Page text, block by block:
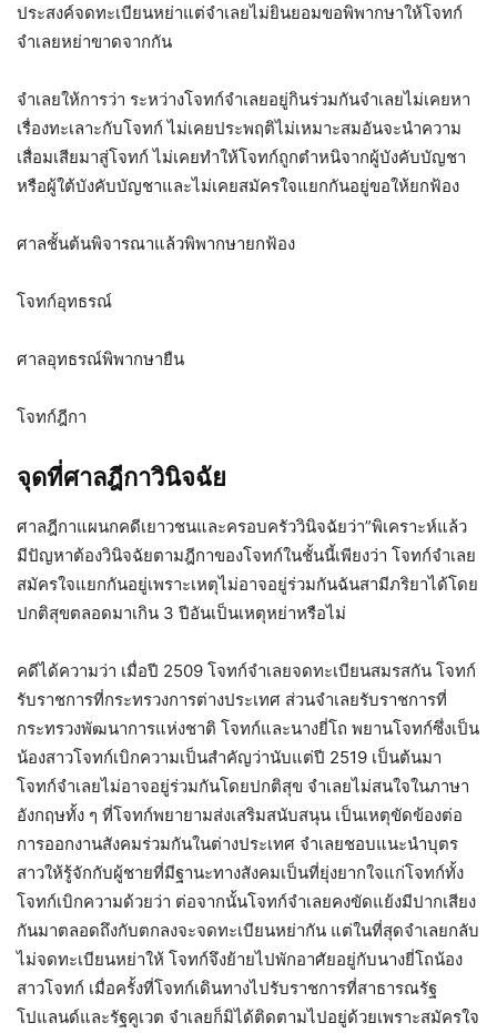
ประสงค์จดทะเบียนหย่าแต่จำเลยไม่ยินยอมขอพิพากษาให้โจทก์
จำเลยหย่าขาดจากกัน
จำเลยให้การว่า ระหว่างโจทก์จำเลยอยู่กินร่วมกันจำเลยไม่เคยหา
เรื่องทะเลาะกับโจทก์ ไม่เคยประพฤติไม่เหมาะสมอันจะนำความ
เสื่อมเสียมาสู่โจทก์ ไม่เคยทำให้โจทก์ถูกตำหนิจากผู้บังคับบัญชา
หรือผู้ใต้บังคับบัญชาและไม่เคยสมัครใจแยกกันอยู่ขอให้ยกฟ้อง
ศาลชั้นต้นพิจารณาแล้วพิพากษายกฟ้อง
โจทก์อุทธรณ์
ศาลอุทธรณ์พิพากษายืน
โจทก์ฎีกา
จุดที่ศาลฎีกาวินิจฉัย
ศาลฎีกาแผนกคดีเยาวชนและครอบครัววินิจฉัยว่า”พิเคราะห์แล้ว
มีปัญหาต้องวินิจฉัยตามฎีกาของโจทก์ในชั้นนี้เพียงว่า โจทก์จำเลย
สมัครใจแยกกันอยู่เพราะเหตุไม่อาจอยู่ร่วมกันฉันสามีภริยาได้โดย
ปกติสุขตลอดมาเกิน 3 ปีอันเป็นเหตุหย่าหรือไม่
คดีได้ความว่า เมื่อปี 2509 โจทก์จำเลยจดทะเบียนสมรสกัน โจทก์
รับราชการที่กระทรวงการต่างประเทศ ส่วนจำเลยรับราชการที่
กระทรวงพัฒนาการแห่งชาติ โจทก์และนางยี่โถ พยานโจทก์ซึ่งเป็น
น้องสาวโจทก์เบิกความเป็นสำคัญว่านับแต่ปี 2519 เป็นต้นมา
โจทก์จำเลยไม่อาจอยู่ร่วมกันโดยปกติสุข จำเลยไม่สนใจในภาษา
อังกฤษทั้ง ๆ ที่โจทก์พยายามส่งเสริมสนับสนุน เป็นเหตุขัดข้องต่อ
การออกงานสังคมร่วมกันในต่างประเทศ จำเลยชอบแนะนำบุตร
สาวให้รู้จักกับผู้ชายที่มีฐานะทางสังคมเป็นที่ยุ่งยากใจแก่โจทก์ทั้ง
โจทก์เบิกความด้วยว่า ต่อจากนั้นโจทก์จำเลยคงขัดแย้งมีปากเสียง
กันมาตลอดถึงกับตกลงจะจดทะเบียนหย่ากัน แต่ในที่สุดจำเลยกลับ
ไม่จดทะเบียนหย่าให้ โจทก์จึงย้ายไปพักอาศัยอยู่กับนางยี่โถน้อง
สาวโจทก์ เมื่อครั้งที่โจทก์เดินทางไปรับราชการที่สาธารณรัฐ
โปแลนด์และรัฐคูเวต จำเลยก็มิได้ติดตามไปอยู่ด้วยเพราะสมัครใจ